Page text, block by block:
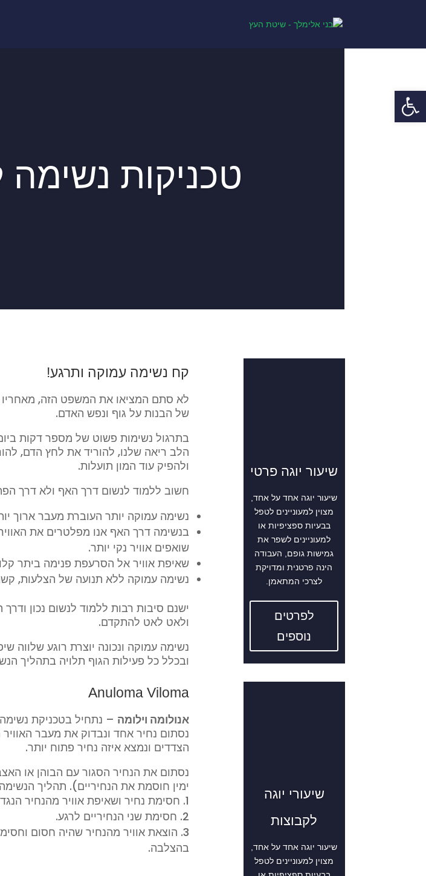
פתח סרגל נגישות
טכניקות נשימה
קח נשימה עמוקה ותרגע!
לא סתם המציאו את המשפט הזה, מאחריו
של הבנות על גוף ונפש האדם.
בתרגול נשימות פשוט של מספר דקות
הלב ריאה שלנו, להוריד את לחץ הדם,
ולהפיק עוד המון תועלות.
חשוב ללמוד לנשום דרך האף ולא דרך
נשימה עמוקה יותר העוברת מעבר ארוך
בנשימה דרך האף אנו מפלטרים את
שואפים אוויר נקי יותר.
שאיפת אוויר אל הסרעפת פנימה ביתר
נשימה עמוקה ללא תנועה של הצלעות,
ישנם סיבות רבות ללמוד לנשום נכון
ולאט לאט להתקדם.
נשימה עמוקה ונכונה יוצרת רוגע שלווה
ובכלל כל פעילות הגוף תלויה בתהליך
Anuloma Viloma
אנולומה וילומה – נתחיל בטכניקת
נסתום נחיר אחד ונבדוק את מעבר
הצדדים ונמצא איזה נחיר פתוח יותר.
נסתום את הנחיר הסגור עם הבוהן או
ימין חוסמת את הנחיריים). תהליך
חסימת נחיר ושאיפת אוויר מהנחיר הנגדי 2
חסימת שני הנחיריים לרגע.
בהצלבה.
שיעור יוגה פרטי
שיעור יוגה אחד על אחד,
מצוין למעוניינים לטפל
בבעיות ספציפיות או
למעוניינים לשפר את
גמישות גופם, העבודה
הינה פרטנית ומדויקת
לצרכי המתאמן.
לפרטים
נוספים
שיעורי יוגה
לקבוצות
שיעור יוגה אחד על אחד,
מצוין למעוניינים לטפל